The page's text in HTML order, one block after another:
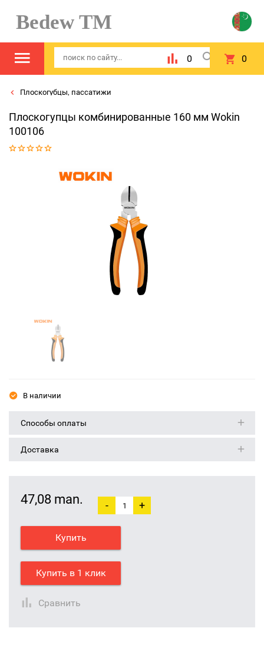
Bedew TM
0 0
Плоскогубцы, пассатижи
Плоскогупцы комбинированные 160 мм Wokin
100106
В наличии
Способы оплаты
Доставка
47,08 man. - +
Купить
Купить в 1 клик
Сравнить